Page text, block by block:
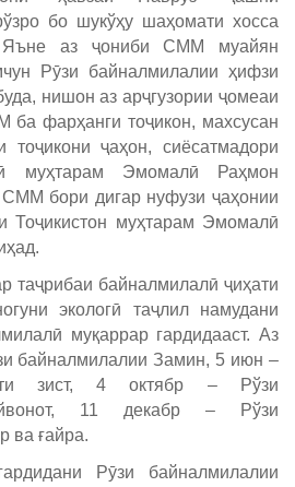
бо шукўҳу шаҳомати хосса
Яъне аз ҷониби СММ муайян
Рӯзи байналмилалии ҳифзи
нишон аз арҷгузории ҷомеаи
фарҳанги тоҷикон, махсусан
ҷаҳон, сиёсатмадори
муҳтарам Эмомалӣ Раҳмон
бори дигар нуфузи ҷаҳонии
Тоҷикистон муҳтарам Эмомалӣ
таҷрибаи байналмилалӣ ҷиҳати
экологӣ таҷлил намудани
муқаррар гардидааст. Аз
байналмилалии Замин, 5 июн –
зист, 4 октябр – Рўзи
11 декабр – Рўзи
ва ғайра.
Рӯзи байналмилалии